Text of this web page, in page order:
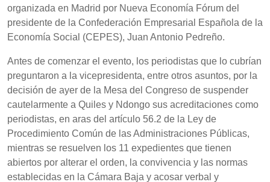
organizada en Madrid por Nueva Economía Fórum del
presidente de la Confederación Empresarial Española de la
Economía Social (CEPES), Juan Antonio Pedreño.
Antes de comenzar el evento, los periodistas que lo cubrían
preguntaron a la vicepresidenta, entre otros asuntos, por la
decisión de ayer de la Mesa del Congreso de suspender
cautelarmente a Quiles y Ndongo sus acreditaciones como
periodistas, en aras del artículo 56.2 de la Ley de
Procedimiento Común de las Administraciones Públicas,
mientras se resuelven los 11 expedientes que tienen
abiertos por alterar el orden, la convivencia y las normas
establecidas en la Cámara Baja y acosar verbal y